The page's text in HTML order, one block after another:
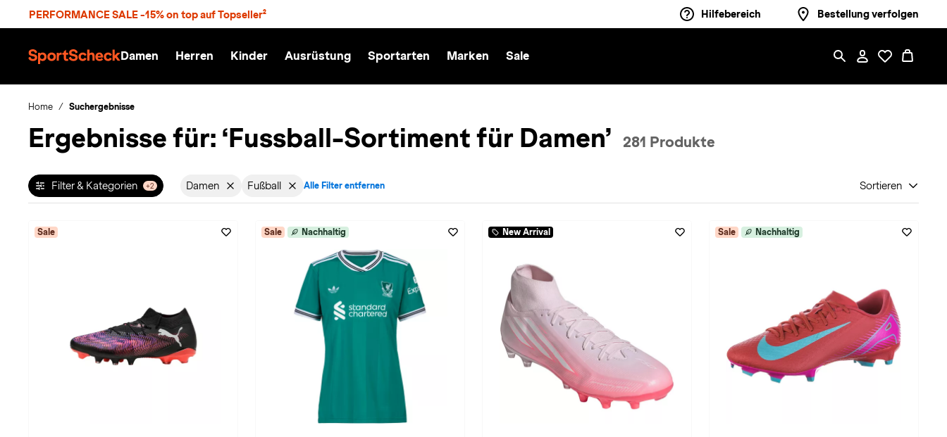
PERFORMANCE SALE -15% on top auf Topseller² Hilfebereich Bestellung verfolgen
S
c
k
Damen Herren Kinder Ausrüstung Sportarten Marken Sale
Home Suchergebnisse
Ergebnisse für: ‘Fussball-Sortiment für Damen’ 281 Produkte
Filter & Kategorien +2 DamenFilter aktiv für Geschlecht: Damen entfernen
FußballFilter aktiv für Sportart: Fußball entfernen
Alle Filter entfernen Sortieren
Sale Sale Nachhaltig New Arrival Sale Nachhaltig